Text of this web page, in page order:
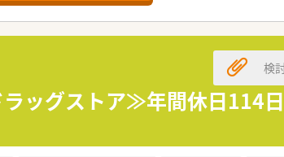
歓迎します。
ています。
の企業です。
り組んでいます。
表れています。
ッグストア≫年間休日114
検